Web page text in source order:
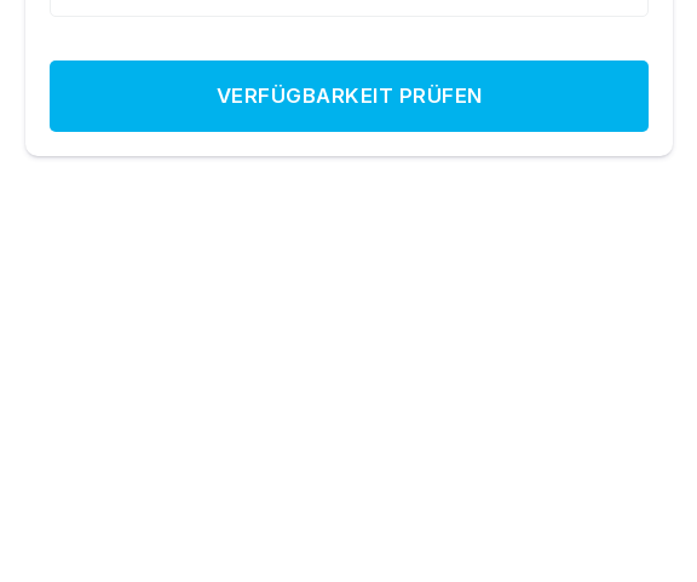
VERFÜGBARKEIT PRÜFEN